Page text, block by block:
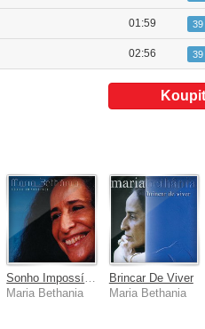
01:59 39
02:56 39
Maria Bethania
Brincar De Viver
Maria Bethania